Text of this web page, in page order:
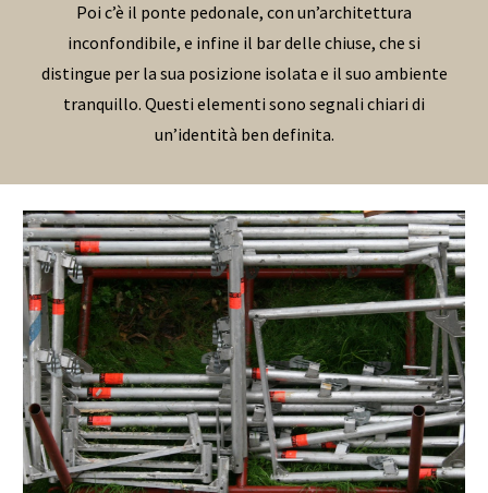
Poi c’è il ponte pedonale, con un’architettura
inconfondibile, e infine il bar delle chiuse, che si
distingue per la sua posizione isolata e il suo ambiente
tranquillo. Questi elementi sono segnali chiari di
un’identità ben definita.